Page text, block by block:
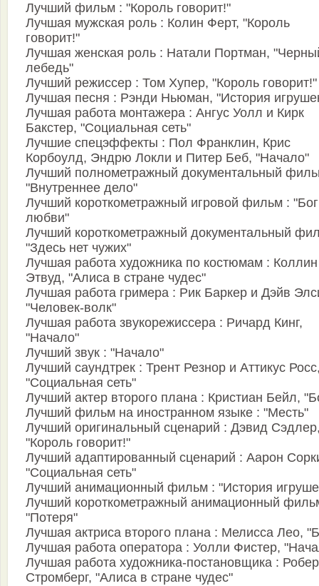
Лучший фильм : "Король говорит!"
Лучшая мужская роль : Колин Ферт, "Король
говорит!"
Лучшая женская роль : Натали Портман,
лебедь"
Лучший режиссер : Том Хупер, "Король говорит!"
Лучшая песня : Рэнди Ньюман, "История
Лучшая работа монтажера : Ангус Уолл и Кирк
Бакстер, "Социальная сеть"
Лучшие спецэффекты : Пол Франклин, Крис
Корбоулд, Эндрю Локли и Питер Беб, "Начало"
Лучший полнометражный документальный
"Внутреннее дело"
Лучший короткометражный игровой фильм : "Бог
любви"
Лучший короткометражный документальный
"Здесь нет чужих"
Лучшая работа художника по костюмам : Коллин
Этвуд, "Алиса в стране чудес"
Лучшая работа гримера : Рик Баркер и Дэйв
"Человек-волк"
Лучшая работа звукорежиссера : Ричард Кинг,
"Начало"
Лучший звук : "Начало"
Лучший саундтрек : Трент Резнор и Аттикус
"Социальная сеть"
Лучший актер второго плана : Кристиан Бейл,
Лучший фильм на иностранном языке : "Месть"
Лучший оригинальный сценарий : Дэвид
"Король говорит!"
Лучший адаптированный сценарий : Аарон
"Социальная сеть"
Лучший анимационный фильм : "История
Лучший короткометражный анимационный
"Потеря"
Лучшая актриса второго плана : Мелисса Лео,
Лучшая работа оператора : Уолли Фистер,
Лучшая работа художника-постановщика :
Стромберг, "Алиса в стране чудес"